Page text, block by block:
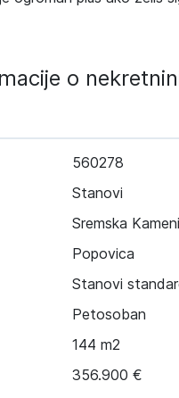
o
560278
Stanovi
Sremska
Popovica
Stanovi
Petosoban
144 m2
356.900 €